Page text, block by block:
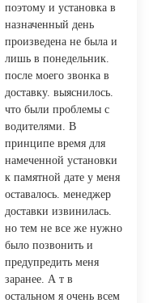
поэтому и установка в
назначенный день
произведена не была и
лишь в понедельник.
после моего звонка в
доставку. выяснилось.
что были проблемы с
водителями. В
принципе время для
намеченной установки
к памятной дате у меня
оставалось. менеджер
доставки извинилась.
но тем не все же нужно
было позвонить и
предупредить меня
заранее. А т в
остальном я очень всем